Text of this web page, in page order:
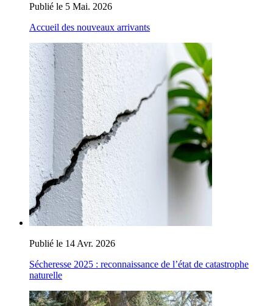
Publié le 5 Mai. 2026
Accueil des nouveaux arrivants
Publié le 14 Avr. 2026
Sécheresse 2025 : reconnaissance de l’état de catastrophe
naturelle